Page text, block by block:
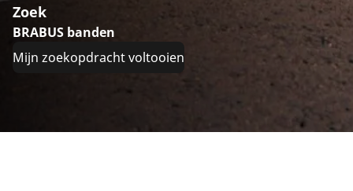
Zoek
BRABUS banden
Mijn zoekopdracht voltooien